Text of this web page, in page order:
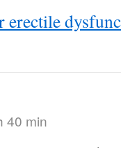
erectile
40 min